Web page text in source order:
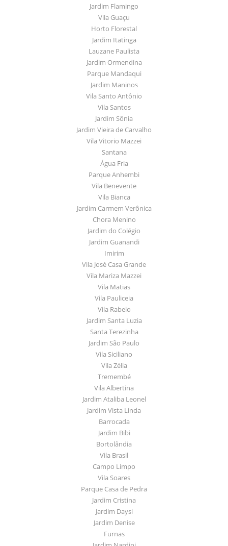
Jardim Flamingo
Vila Guaçu
Horto Florestal
Jardim Itatinga
Lauzane Paulista
Jardim Ormendina
Parque Mandaqui
Jardim Maninos
Vila Santo Antônio
Vila Santos
Jardim Sônia
Jardim Vieira de Carvalho
Vila Vitorio Mazzei
Santana
Água Fria
Parque Anhembi
Vila Benevente
Vila Bianca
Jardim Carmem Verônica
Chora Menino
Jardim do Colégio
Jardim Guanandi
Imirim
Vila José Casa Grande
Vila Mariza Mazzei
Vila Matias
Vila Pauliceia
Vila Rabelo
Jardim Santa Luzia
Santa Terezinha
Jardim São Paulo
Vila Siciliano
Vila Zélia
Tremembé
Vila Albertina
Jardim Ataliba Leonel
Jardim Vista Linda
Barrocada
Jardim Bibi
Bortolândia
Vila Brasil
Campo Limpo
Vila Soares
Parque Casa de Pedra
Jardim Cristina
Jardim Daysi
Jardim Denise
Furnas